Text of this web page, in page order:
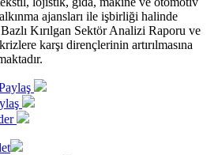
ajansları ile işbirliği halinde
Kırılgan Sektör Analizi Raporu ve
karşı dirençlerinin artırılmasına